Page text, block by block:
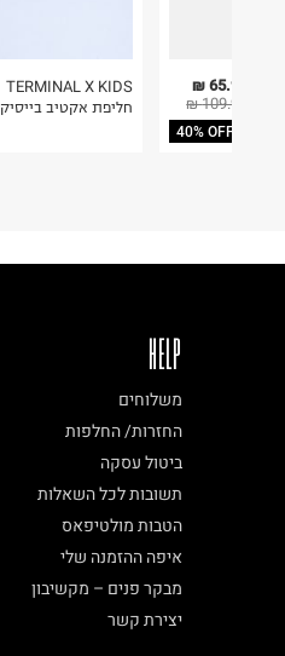
TERMINAL X KIDS
חליפת אקטיב בייסיק
65.94 ₪
109.90 ₪
40% OFF
HELP
משלוחים
החזרות/ החלפות
ביטול עסקה
תשובות לכל השאלות
הטבות מולטיפאס
איפה ההזמנה שלי
מבקר פנים – מקשיבון
יצירת קשר